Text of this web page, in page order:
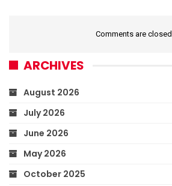
Comments are closed.
ARCHIVES
August 2026
July 2026
June 2026
May 2026
October 2025